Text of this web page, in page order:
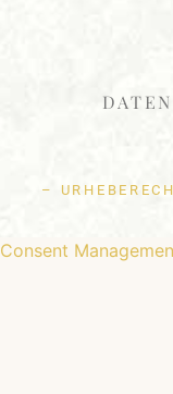
–
Consent